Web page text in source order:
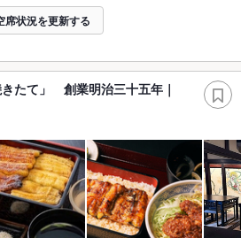
席状況を更新する
きたて」 創業明治三十五年｜